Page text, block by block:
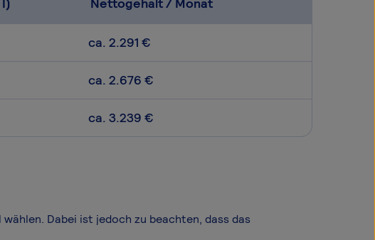
ca. 2.291 €
ca. 2.676 €
ca. 3.239 €
Dabei ist jedoch zu beachten, dass das